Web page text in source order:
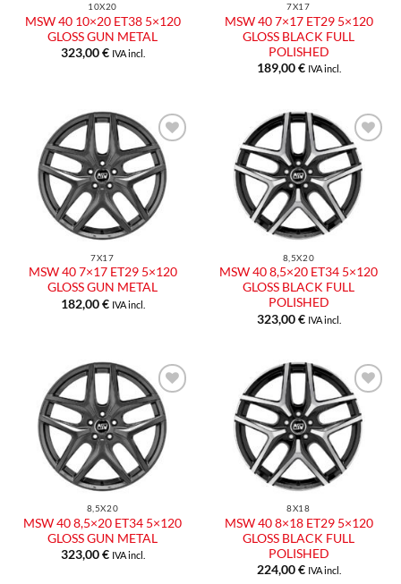
10X20
MSW 40 10×20 ET38 5×120
GLOSS GUN METAL
323,00€ IVA incl.
7X17
MSW 40 7×17 ET29 5×120
GLOSS BLACK FULL
POLISHED
189,00€ IVA incl.
Aggiungi
alla lista
dei
desideri
7X17
MSW 40 7×17 ET29 5×120
GLOSS GUN METAL
182,00€ IVA incl.
Aggiungi
alla lista
dei
desideri
8,5X20
MSW 40 8,5×20 ET34 5×120
GLOSS BLACK FULL
POLISHED
323,00€ IVA incl.
Aggiungi
alla lista
dei
desideri
8,5X20
MSW 40 8,5×20 ET34 5×120
GLOSS GUN METAL
323,00€ IVA incl.
Aggiungi
alla lista
dei
desideri
8X18
MSW 40 8×18 ET29 5×120
GLOSS BLACK FULL
POLISHED
224,00€ IVA incl.